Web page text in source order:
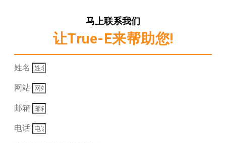
马上联系我们
让True-E来帮助您!
姓名
网站
邮箱
电话